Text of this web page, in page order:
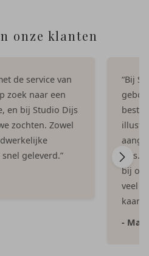
onze klanten
de service van
zoek naar een
en bij Studio Dijs
zochten. Zowel
geleverd.”
“Bij
Dijs.
bij
veel
-